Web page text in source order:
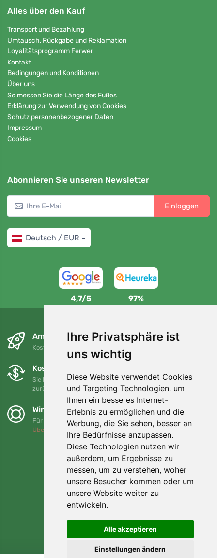
Ihre Privatsphäre ist
uns wichtig
Diese Website verwendet Cookies
und Targeting Technologien, um
Ihnen ein besseres Internet-
Erlebnis zu ermöglichen und die
Werbung, die Sie sehen, besser an
Ihre Bedürfnisse anzupassen.
Diese Technologien nutzen wir
außerdem, um Ergebnisse zu
messen, um zu verstehen, woher
unsere Besucher kommen oder um
unsere Website weiter zu
entwickeln.
Alle akzeptieren
Einstellungen ändern
Alles über den Kauf
Transport und Bezahlung
Umtausch, Rückgabe und Reklamation
Loyalitätsprogramm Ferwer
Kontakt
Bedingungen und Konditionen
Über uns
So messen Sie die Länge des Fußes
Erklärung zur Verwendung von Cookies
Schutz personenbezogener Daten
Impressum
Cookies
Abonnieren Sie unseren Newsletter
Einloggen
Deutsch / EUR
4,7/5 97%
Am nächsten Tag und kostenlos
Kostenloser Versand für Bestellungen über 80 EUR
Kostenloser Umtausch und Rückgabe
Sie können Ihre Bestellung jederzeit innerhalb von 90 Tagen
zurückgeben oder umtauschen.
Wir unterstützen Trees.org
Für jede Bestellung pflanzen wir einen Baum! Mehr lesen
Über uns